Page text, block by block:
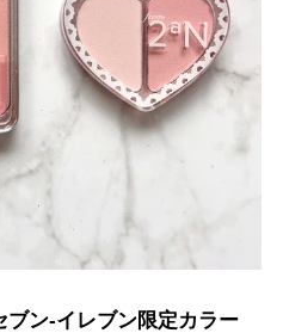
ン-イレブン限定カラー